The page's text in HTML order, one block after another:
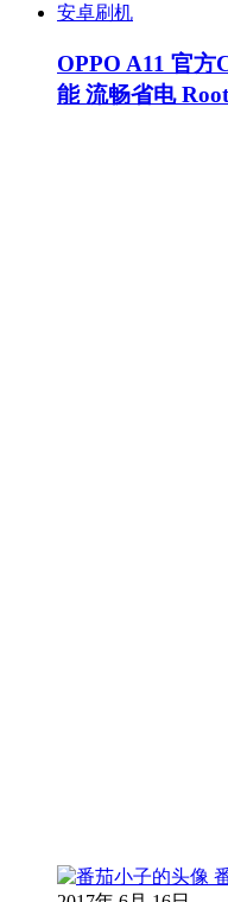
安卓刷机
OPPO A11 官方
能 流畅省电